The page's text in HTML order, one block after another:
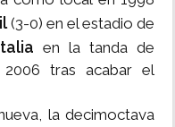
(3-0) en el estadio de
en la tanda de
tras acabar el
la decimoctava